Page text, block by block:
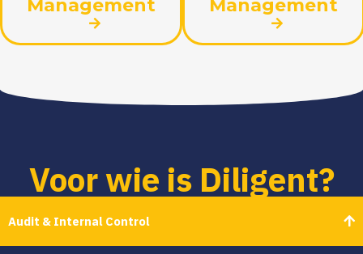
Management Management
Voor wie is Diligent?
Audit & Internal Control